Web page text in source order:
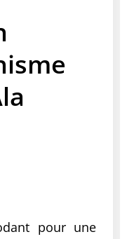
pour une